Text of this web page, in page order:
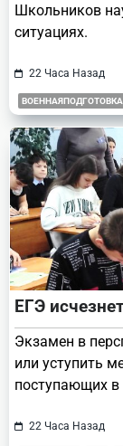
Школьников
ситуациях.
22 Часа Назад
ВОЕННАЯПОДГОТОВКА
ЕГЭ
Экзамен в
или уступить
поступающих в
22 Часа Назад